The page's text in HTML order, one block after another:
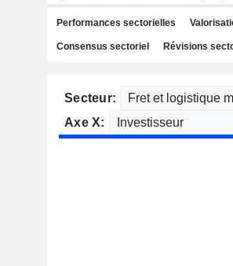
Performances sectorielles
Consensus sectoriel Révisions
Secteur:
Axe X: